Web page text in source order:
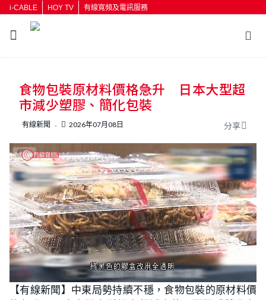
i-CABLE HOY TV 有線寬頻及電訊服務
食物包裝原材料價格急升 日本大型超
市減少塑膠、簡化包裝
有線新聞 2026年07月08日 分享
n
m
L
o
a
d
【有線新聞】中東局勢持續不穩，食物包裝的原材料價